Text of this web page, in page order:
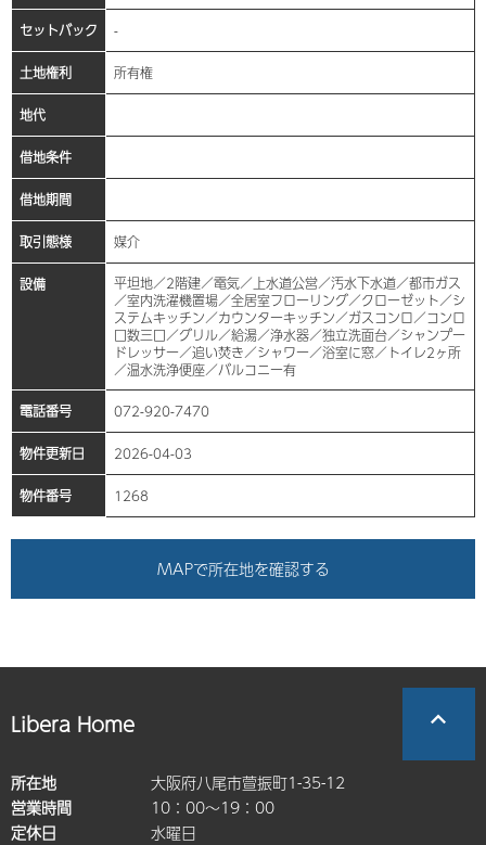
セットバック -
土地権利 所有権
地代
借地条件
借地期間
取引態様 媒介
設備
平坦地／2階建／電気／上水道公営／汚水下水道／都市ガス
／室内洗濯機置場／全居室フローリング／クローゼット／シ
ステムキッチン／カウンターキッチン／ガスコンロ／コンロ
口数三口／グリル／給湯／浄水器／独立洗面台／シャンプー
ドレッサー／追い焚き／シャワー／浴室に窓／トイレ2ヶ所
／温水洗浄便座／バルコニー有
電話番号 072-920-7470
物件更新日 2026-04-03
物件番号 1268
MAPで所在地を確認する
Libera Home
所在地
大阪府八尾市萱振町1-35-12
営業時間
10：00～19：00
定休日
水曜日